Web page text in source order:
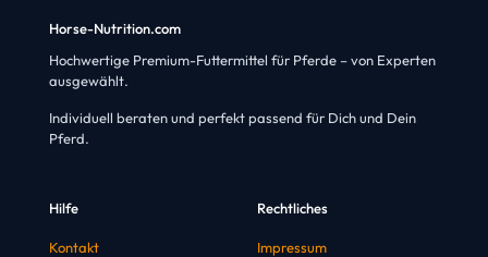
Horse-Nutrition.com
Hochwertige Premium-Futtermittel für Pferde – von Experten
ausgewählt.
Individuell beraten und perfekt passend für Dich und Dein
Pferd.
Hilfe
Kontakt
Rechtliches
Impressum